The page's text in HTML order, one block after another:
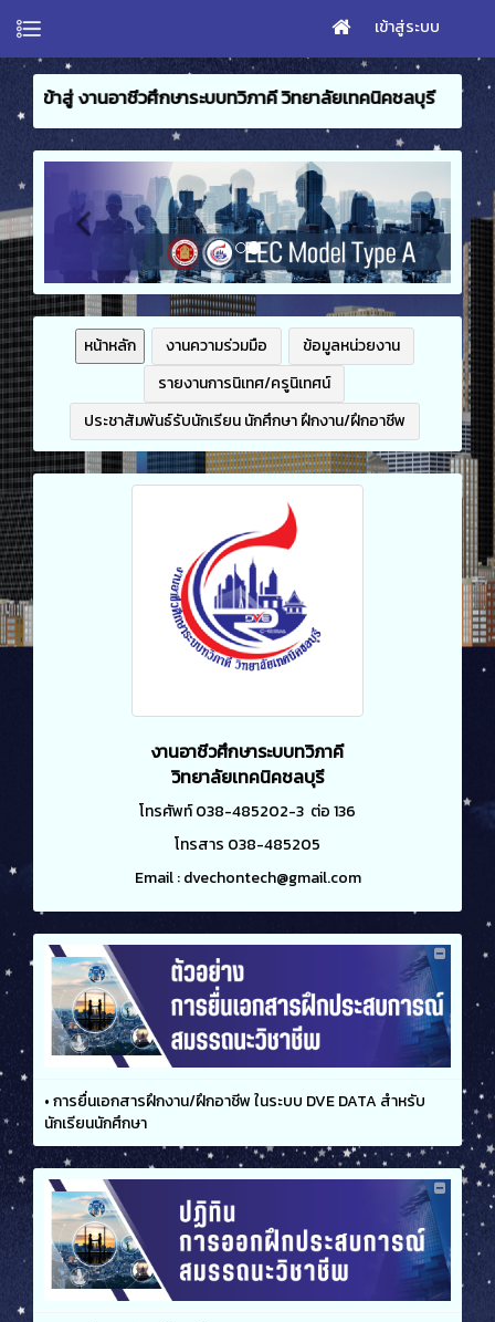
เข้าสู่ระบบ
ระบบทวิภาคี วิทยาลัยเทคนิคชลบุรี
หน้าหลัก งานความร่วมมือ
ข้อมูลหน่วยงาน
รายงานการนิเทศ/ครูนิเทศน์
ประชาสัมพันธ์รับนักเรียน นักศึกษา ฝึกงาน/ฝึกอาชีพ
งานอาชีวศึกษาระบบทวิภาคี
วิทยาลัยเทคนิคชลบุรี
โทรศัพท์ 038-485202-3 ต่อ 136
โทรสาร 038-485205
Email : dvechontech@gmail.com
•การยื่นเอกสารฝึกงาน/ฝึกอาชีพ ในระบบ DVE DATA สำหรับ
นักเรียนนักศึกษา